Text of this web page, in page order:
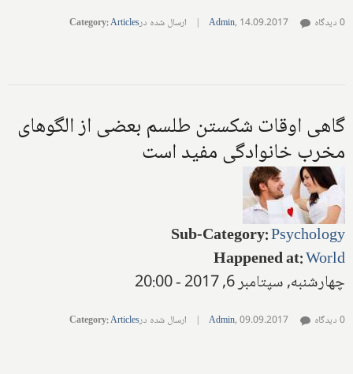
Admin, 14.09.2017
| ارسال شده در Category:Articles 0 دیدگاه
گاهی اوقات شکستن طلسم بعضی از الگوهای
مخرب خانوادگی مفید است
Sub-Category:Psychology
Happened at:World
چهارشنبه, سپتامبر 6, 2017 - 20:00
Admin,09.09.2017
| ارسال شده در Category:Articles 0 دیدگاه